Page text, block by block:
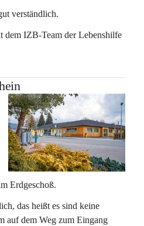
verständlich.
dem IZB-Team der Lebenshilfe
Erdgeschoß.
das heißt es sind keine
auf dem Weg zum Eingang